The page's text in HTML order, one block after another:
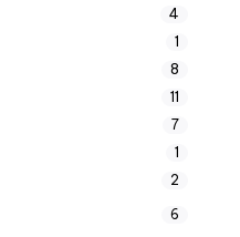
4
1
8
11
7
1
2
6